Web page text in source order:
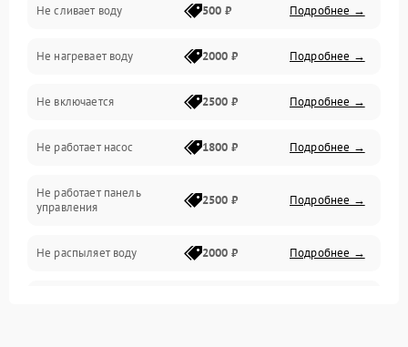
Электропитание
Датчики
Нагрев
Вода
Гигиена
Программное обеспечение
Не сливает воду 500 ₽ Подробнее →
Не нагревает воду 2000 ₽ Подробнее →
Не включается 2500 ₽ Подробнее →
Не работает насос 1800 ₽ Подробнее →
Не работает панель
управления
2500 ₽ Подробнее →
Не распыляет воду 2000 ₽ Подробнее →